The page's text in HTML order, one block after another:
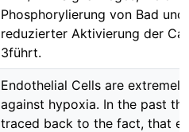
Phosphorylierung von Bad und
reduzierter Aktivierung der
3führt.
Endothelial Cells are
against hypoxia. In the past
traced back to the fact, that